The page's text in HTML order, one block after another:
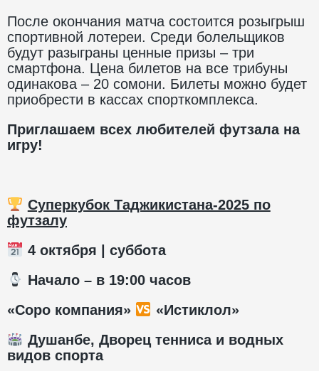
После окончания матча состоится розыгрыш
спортивной лотереи. Среди болельщиков
будут разыграны ценные призы – три
смартфона. Цена билетов на все трибуны
одинакова – 20 сомони. Билеты можно будет
приобрести в кассах спорткомплекса.
Приглашаем всех любителей футзала на
игру!
Суперкубок Таджикистана-2025 по
футзалу
4 октября | суббота
️ Начало – в 19:00 часов
«Соро компания»
«Истиклол»
Душанбе, Дворец тенниса и водных
видов спорта